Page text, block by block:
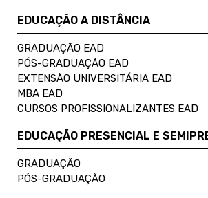
EDUCAÇÃO A DISTÂNCIA
GRADUAÇÃO EAD
PÓS-GRADUAÇÃO EAD
EXTENSÃO UNIVERSITÁRIA EAD
MBA EAD
CURSOS PROFISSIONALIZANTES EAD
EDUCAÇÃO PRESENCIAL E
GRADUAÇÃO
PÓS-GRADUAÇÃO